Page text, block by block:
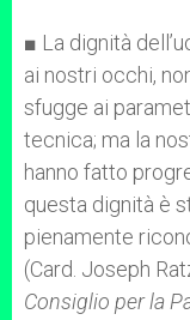
■ La dignità
ai nostri occhi,
sfugge ai
tecnica; ma la
hanno fatto
questa dignità è
pienamente
(Card. Joseph
Consiglio per la